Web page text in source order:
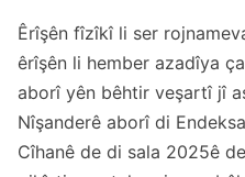
Êrîşên fîzîkî li ser
êrîşên li hember azadîya
aborî yên bêhtir veşartî jî
Nîşanderê aborî di
Cîhanê de di sala 2025ê